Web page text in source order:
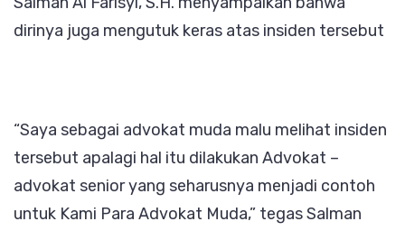
dirinya juga mengutuk keras atas insiden tersebut
“Saya sebagai advokat muda malu melihat insiden
tersebut apalagi hal itu dilakukan Advokat –
advokat senior yang seharusnya menjadi contoh
untuk Kami Para Advokat Muda,” tegas Salman